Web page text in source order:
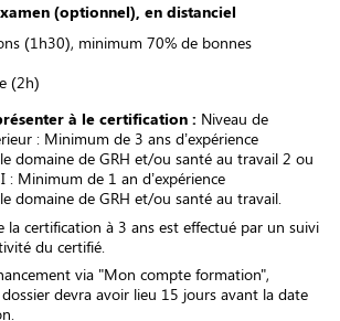
(optionnel), en distanciel
(1h30), minimum 70% de bonnes
(2h)
à le certification : Niveau de
: Minimum de 3 ans d’expérience
domaine de GRH et/ou santé au travail 2 ou
: Minimum de 1 an d’expérience
domaine de GRH et/ou santé au travail.
la certification à 3 ans est effectué par un suivi
du certifié.
via "Mon compte formation",
devra avoir lieu 15 jours avant la date